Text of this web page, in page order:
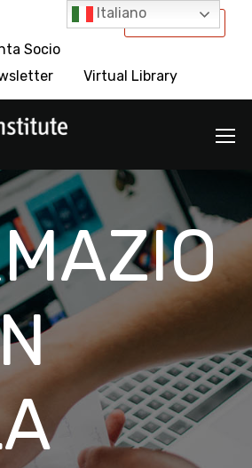
International
Socio
Virtual Library
Italiano